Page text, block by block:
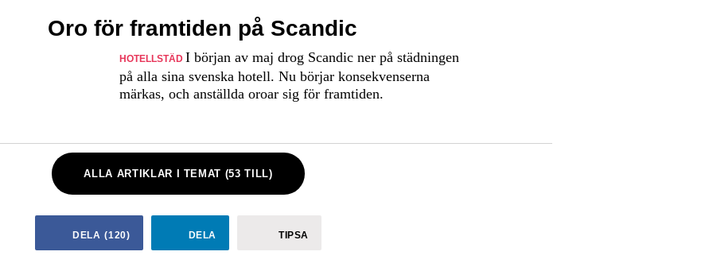
Oro för framtiden på Scandic
HOTELLSTÄD I början av maj drog Scandic ner på städningen
på alla sina svenska hotell. Nu börjar konsekvenserna
märkas, och anställda oroar sig för framtiden.
ALLA ARTIKLAR I TEMAT (53 TILL)
DELA (120) DELA TIPSA